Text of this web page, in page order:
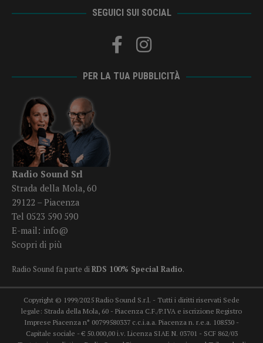
SEGUICI SUI SOCIAL
PER LA TUA PUBBLICITÀ
Radio Sound Srl
Strada della Mola, 60
29122 – Piacenza
Tel 0523 590 590
E-mail: info@
Scopri di più
Radio Sound fa parte diRDS 100% Special Radio.
Copyright © 1999/2025 Radio Sound S.r.l. - Tutti i diritti riservati Sede
legale: Strada della Mola, 60 - Piacenza C.F./P.IVA e iscrizione Registro
Imprese Piacenza n° 00799580337 c.c.i.a.a. Piacenza n. r.e.a. 108530 -
Capitale sociale - € 50.000,00 i.v. Licenza SIAE N. 03701 - SCF 862/03